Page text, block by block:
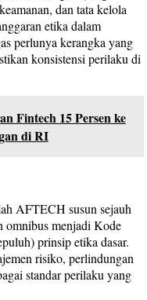
dan tata kelola
etika dalam
perlunya kerangka yang
konsistensi perilaku di
Fintech 15 Persen ke
di RI
AFTECH susun sejauh
omnibus menjadi Kode
prinsip etika dasar.
risiko, perlindungan
standar perilaku yang